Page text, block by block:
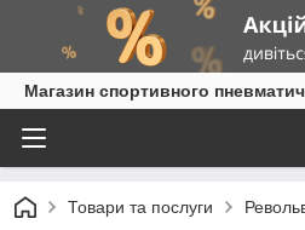
Магазин спортивного
Товари та послуги